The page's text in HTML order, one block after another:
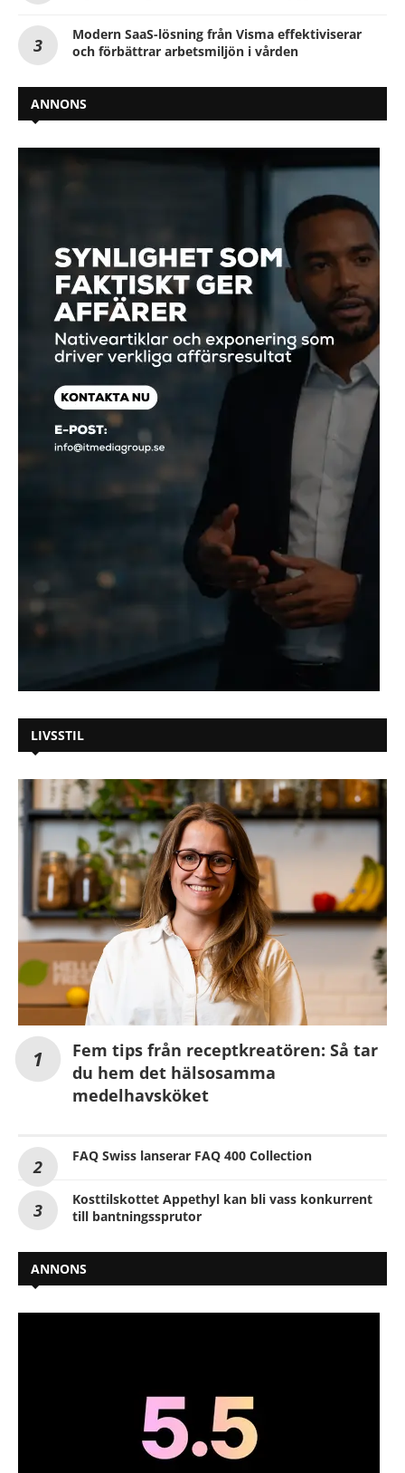
Modern SaaS-lösning från Visma effektiviserar
och förbättrar arbetsmiljön i vården
ANNONS
LIVSSTIL
Fem tips från receptkreatören: Så tar
du hem det hälsosamma
medelhavsköket
FAQ Swiss lanserar FAQ 400 Collection
Kosttilskottet Appethyl kan bli vass konkurrent
till bantningssprutor
ANNONS